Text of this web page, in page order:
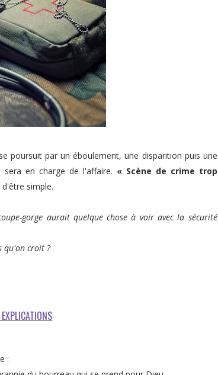
poursuit par un éboulement, une disparition puis une
en charge de l'affaire. « Scène de crime trop
simple.
gorge aurait quelque chose à voir avec la sécurité
qu'on croit ?
: